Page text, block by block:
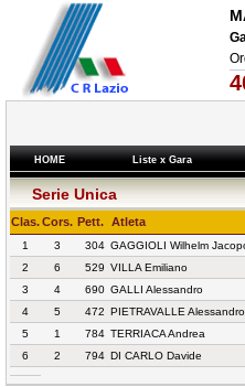
HOME Liste x Gara
Serie Unica
Clas.Cors. Pett. Atleta
1 3 304 GAGGIOLI Wilhelm
2
6 529 VILLA Emiliano
3
4 690 GALLI Alessandro
4
5 472 PIETRAVALLE Alessandro
5
1 784 TERRIACA Andrea
6
2 794 DI CARLO Davide